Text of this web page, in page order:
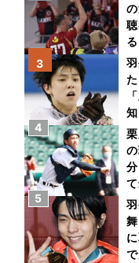
3
4
5